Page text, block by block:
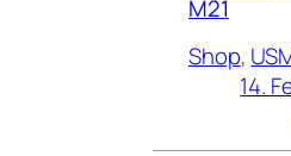
M21
Shop,
14.